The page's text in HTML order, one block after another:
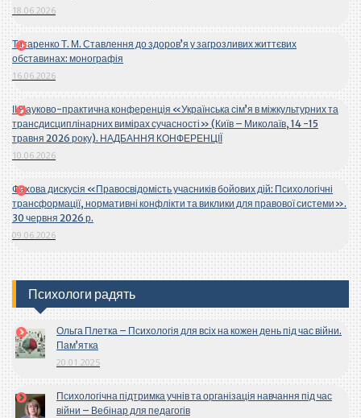
18.06.2026
Титаренко Т. М. Ставлення до здоров’я у загрозливих життєвих
обставинах: монографія
16.06.2026
ІІ Науково-практична конференція «Українська сім’я в міжкультурних та
трансдисциплінарних вимірах сучасності» (Київ – Миколаїв, 14 -15
травня 2026 року). НАДБАННЯ КОНФЕРЕНЦІЇ
10.06.2026
Фахова дискусія «Правосвідомість учасників бойових дій: Психологічні
трансформації, нормативні конфлікти та виклики для правової системи».
30 червня 2026 р.
09.06.2026
Психологи радять
Ольга Плетка – Психологія для всіх на кожен день під час війни.
Пам’ятка
20.01.2025
Психологічна підтримка учнів та організація навчання під час
війни – Вебінар для педагогів